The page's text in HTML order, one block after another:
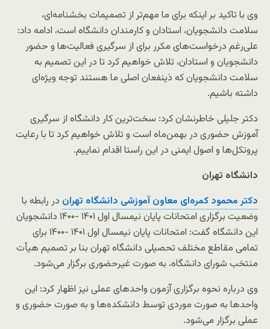
وی با تاکید بر اینکه برای ما مهم‌تر از تصمیمات بخشنامه‌ای،
سلامت دانشجویان، استادان و کارمندان دانشگاه است، ادامه داد:
علی‌رغم درخواست‌های مکرر برای از سرگیری فعالیت‌ها و حضور
دانشجویان و استادان، تلاش خواهیم کرد تا در این تصمیم به
سلامت دانشجویان که ذینفعان اصلی ما هستند توجه ویژه‌ای
داشته باشیم.
دکتر جلیلی خاطرنشان کرد: سخت‌ترین‌ کار دانشگاه از سرگیری
آموزش حضوری در بهمن‌ماه است و تلاش خواهیم کرد تا با رعایت
پروتکل‌ها و اصول ایمنی در این راستا اقدام نماییم.
دانشگاه تهران
دکتر محمود کمره‌ای معاون آموزشی دانشگاه تهران در رابطه با
وضعیت برگزاری امتحانات پایان نیمسال اول ۱۴۰۱ -۱۴۰۰ دانشجویان
این دانشگاه گفت: امتحانات پایان نیمسال اول ۱۴۰۱ -۱۴۰۰ برای
تمامی مقاطع مختلف تحصیلی دانشگاه تهران بنا بر تصمیم هیأت
منتخب شورای دانشگاه، به صورت غیرحضوری برگزار می‌شود.
وی درباره نحوه برگزاری آزمون واحدهای عملی نیز اظهار کرد: این
واحدها به صورت موردی توسط دانشکده‌ها و به صورت حضوری و
عملی برگزار می‌شود.